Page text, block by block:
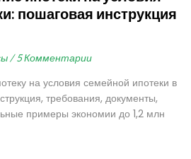
пошаговая инструкция
/ 5 Комментарии
на условия семейной ипотеки в
требования, документы,
примеры экономии до 1,2 млн